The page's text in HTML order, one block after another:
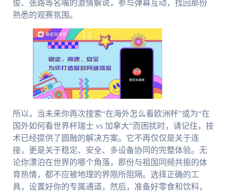
俊、张路等名嘴的激情解说，参与弹幕互动，找回那份
熟悉的观赛氛围。
所以，当未来你再次搜索“在海外怎么看欧洲杯”或为“在
国外如何看世界杯瑞士 vs 加拿大”而困扰时，请记住，技
术已经提供了圆融的解决方案。它不再仅仅是关于连
接，更是关于稳定、安全、多设备协同的完整体验。无
论你漂泊在世界的哪个角落，那份与祖国同频共振的体
育热情，都不应被地理的界限所阻隔。选择正确的工
具，设置好你的专属通道，然后，准备好零食和饮料，